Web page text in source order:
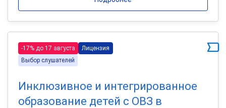
-17% до 17 августа
Лицензия
Выбор слушателей
Инклюзивное и интегрированное
образование детей с ОВЗ в